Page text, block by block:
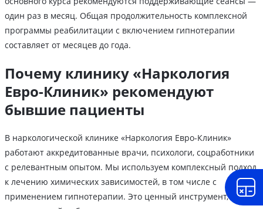
один раз в месяц. Общая продолжительность комплексной
программы реабилитации с включением гипнотерапии
составляет от месяцев до года.
Почему клинику «Наркология
Евро-Клиник» рекомендуют
бывшие пациенты
В наркологической клинике «Наркология Евро-Клиник»
работают аккредитованные врачи, психологи, соцработники
с релевантным опытом. Мы используем комплексный подход
к лечению химических зависимостей, в том числе с
применением гипнотерапии. Это ценный инструмент,